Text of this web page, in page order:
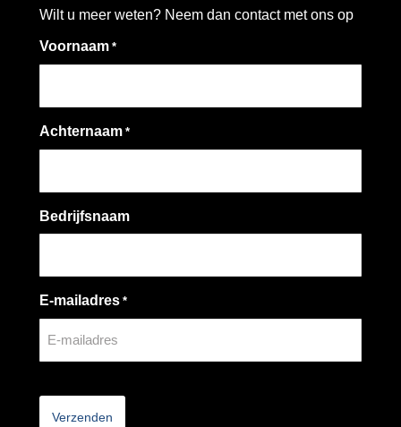
Wilt u meer weten? Neem dan contact met ons op
Voornaam *
Achternaam *
Bedrijfsnaam
E-mailadres *